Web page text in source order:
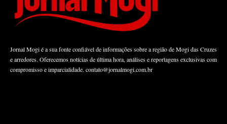
Jornal Mogi é a sua fonte confiável de informações sobre a região de Mogi das Cruzes
e arredores. Oferecemos notícias de última hora, análises e reportagens exclusivas com
compromisso e imparcialidade. contato@jornalmogi.com.br